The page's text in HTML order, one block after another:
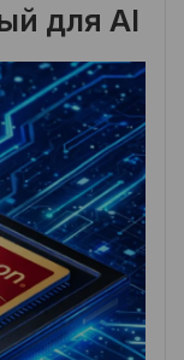
для AI